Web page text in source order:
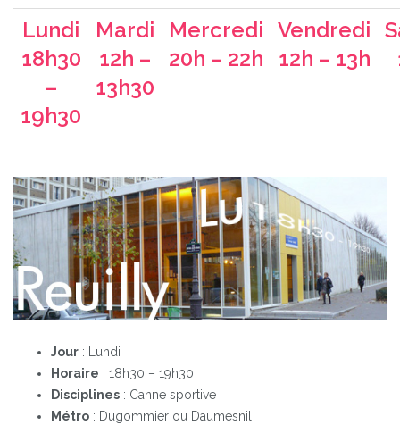
Lundi
18h30
–
19h30
Mardi
12h –
13h30
Mercredi
20h – 22h
Vendredi
12h – 13h
Jour : Lundi
Horaire : 18h30 – 19h30
Disciplines : Canne sportive
Métro : Dugommier ou Daumesnil